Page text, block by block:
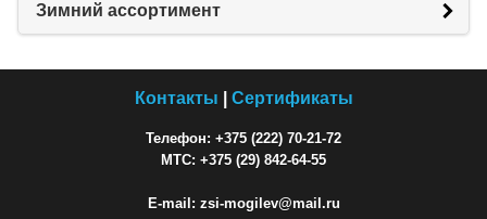
Зимний ассортимент
Контакты Сертификаты
Телефон: +375 (222) 70-21-72
МТС: +375 (29) 842-64-55
E-mail: zsi-mogilev@mail.ru